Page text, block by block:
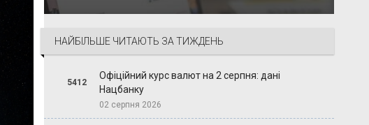
НАЙБІЛЬШЕ ЧИТАЮТЬ ЗА ТИЖДЕНЬ
5412
Офіційний курс валют на 2 серпня: дані
Нацбанку
02 серпня 2026